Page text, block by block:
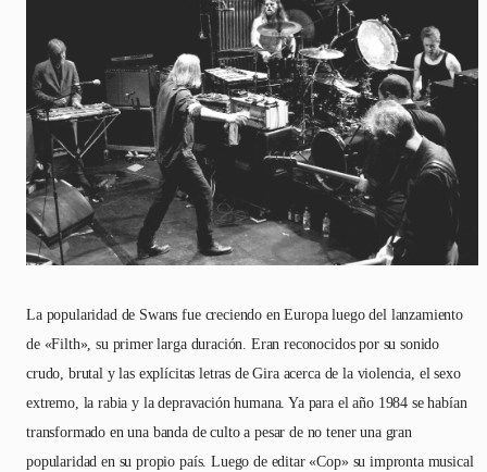
La popularidad de Swans fue creciendo en Europa luego del lanzamiento
de «Filth», su primer larga duración. Eran reconocidos por su sonido
crudo, brutal y las explícitas letras de Gira acerca de la violencia, el sexo
extremo, la rabia y la depravación humana. Ya para el año 1984 se habían
transformado en una banda de culto a pesar de no tener una gran
popularidad en su propio país. Luego de editar «Cop» su impronta musical